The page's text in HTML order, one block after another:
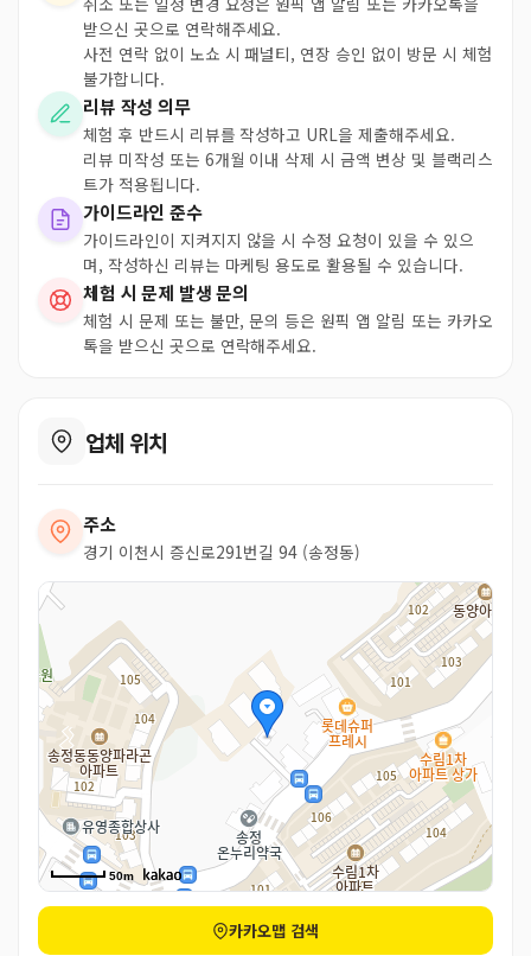
받으신 곳으로 연락해주세요.
사전 연락 없이 노쇼 시 패널티, 연장 승인 없이 방문 시 체험
불가합니다.
리뷰 작성 의무
체험 후 반드시 리뷰를 작성하고 URL을 제출해주세요.
리뷰 미작성 또는 6개월 이내 삭제 시 금액 변상 및 블랙리스
트가 적용됩니다.
가이드라인 준수
가이드라인이 지켜지지 않을 시 수정 요청이 있을 수 있으
며, 작성하신 리뷰는 마케팅 용도로 활용될 수 있습니다.
체험 시 문제 발생 문의
체험 시 문제 또는 불만, 문의 등은 원픽 앱 알림 또는 카카오
톡을 받으신 곳으로 연락해주세요.
업체 위치
주소
경기 이천시 증신로291번길 94 (송정동)
50m
카카오맵 검색